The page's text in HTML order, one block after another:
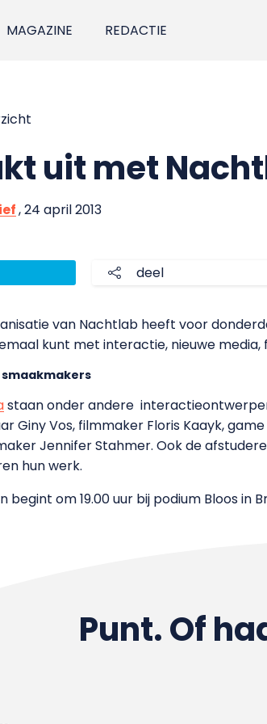
MAGAZINE REDACTIE
uit met
, 24 april 2013
deel
van Nachtlab heeft voor
kunt met interactie, nieuwe media,
staan onder andere
Giny Vos, filmmaker Floris Kaayk,
Jennifer Stahmer. Ook de
hun werk.
begint om 19.00 uur bij podium Bloos in
Punt. Of